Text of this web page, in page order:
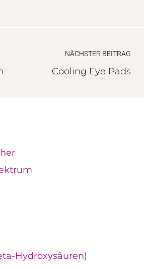
NÄCHSTER BEITRAG
Cooling Eye Pads
Hydroxysäuren)